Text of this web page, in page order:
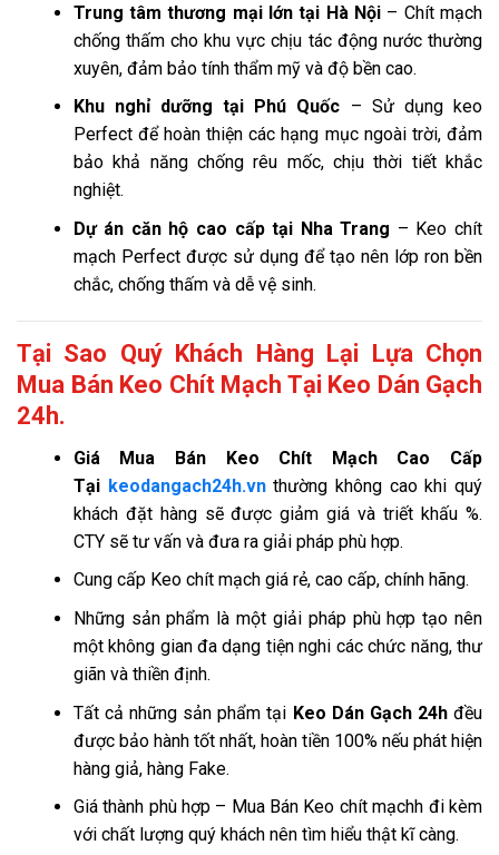
Trung tâm thương mại lớn tại Hà Nội – Chít mạch
chống thấm cho khu vực chịu tác động nước thường
xuyên, đảm bảo tính thẩm mỹ và độ bền cao.
Khu nghỉ dưỡng tại Phú Quốc – Sử dụng keo
Perfect để hoàn thiện các hạng mục ngoài trời, đảm
bảo khả năng chống rêu mốc, chịu thời tiết khắc
nghiệt.
Dự án căn hộ cao cấp tại Nha Trang – Keo chít
mạch Perfect được sử dụng để tạo nên lớp ron bền
chắc, chống thấm và dễ vệ sinh.
Tại Sao Quý Khách Hàng Lại Lựa Chọn
Mua Bán Keo Chít Mạch Tại Keo Dán Gạch
24h.
Giá Mua Bán Keo Chít Mạch Cao Cấp
Tại keodangach24h.vn thường không cao khi quý
khách đặt hàng sẽ được giảm giá và triết khấu %.
CTY sẽ tư vấn và đưa ra giải pháp phù hợp.
Cung cấp Keo chít mạch giá rẻ, cao cấp, chính hãng.
Những sản phẩm là một giải pháp phù hợp tạo nên
một không gian đa dạng tiện nghi các chức năng, thư
giãn và thiền định.
Tất cả những sản phẩm tại Keo Dán Gạch 24hđều
được bảo hành tốt nhất, hoàn tiền 100% nếu phát hiện
hàng giả, hàng Fake.
Giá thành phù hợp – Mua Bán Keo chít mạchh đi kèm
với chất lượng quý khách nên tìm hiểu thật kĩ càng.